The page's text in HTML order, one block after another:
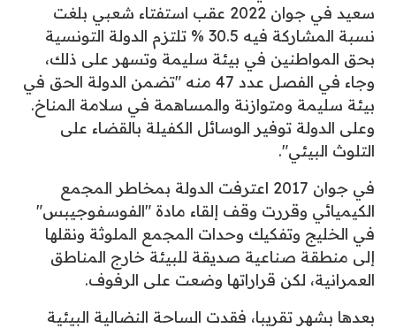
سعيد في جوان 2022 عقب استفتاء شعبي بلغت
نسبة المشاركة فيه 30.5 % تلتزم الدولة التونسية
بحق المواطنين في بيئة سليمة وتسهر على ذلك،
وجاء في الفصل عدد 47 منه "تضمن الدولة الحق في
بيئة سليمة ومتوازنة والمساهمة في سلامة المناخ.
وعلى الدولة توفير الوسائل الكفيلة بالقضاء على
التلوث البيئي".
في جوان 2017 اعترفت الدولة بمخاطر المجمع
الكيميائي وقررت وقف إلقاء مادة "الفوسفوجيبس"
في الخليج وتفكيك وحدات المجمع الملوثة ونقلها
إلى منطقة صناعية صديقة للبيئة خارج المناطق
العمرانية، لكن قراراتها وضعت على الرفوف.
بعدها بشهر تقريبا، فقدت الساحة النضالية البيئية